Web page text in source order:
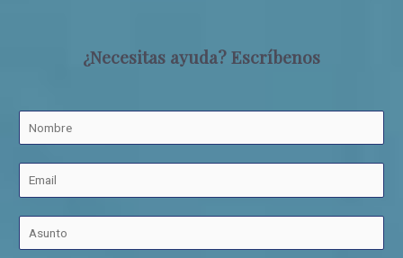
¿Necesitas ayuda? Escríbenos